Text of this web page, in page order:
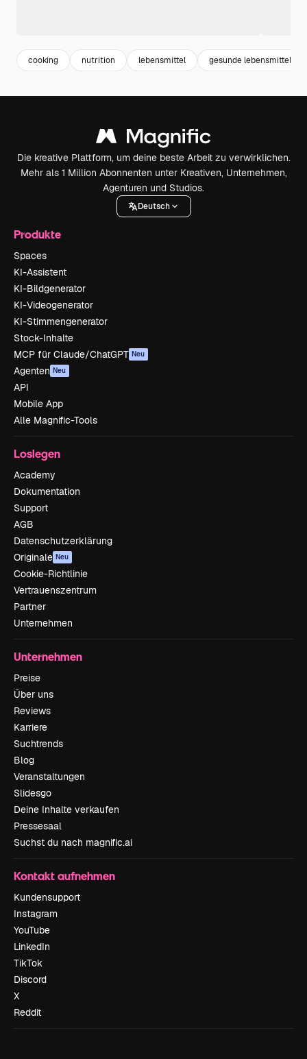
cooking nutrition lebensmittel gesunde lebensmittel
Die kreative Plattform, um deine beste Arbeit zu verwirklichen.
Mehr als 1 Million Abonnenten unter Kreativen, Unternehmen,
Agenturen und Studios.
Deutsch
Produkte
Spaces
KI-Assistent
KI-Bildgenerator
KI-Videogenerator
KI-Stimmengenerator
Stock-Inhalte
MCP für Claude/ChatGPT Neu
Agenten Neu
API
Mobile App
Alle Magnific-Tools
Loslegen
Academy
Dokumentation
Support
AGB
Datenschutzerklärung
Originale Neu
Cookie-Richtlinie
Vertrauenszentrum
Partner
Unternehmen
Unternehmen
Preise
Über uns
Reviews
Karriere
Suchtrends
Blog
Veranstaltungen
Slidesgo
Deine Inhalte verkaufen
Pressesaal
Suchst du nach magnific.ai
Kontakt aufnehmen
Kundensupport
Instagram
YouTube
LinkedIn
TikTok
Discord
X
Reddit